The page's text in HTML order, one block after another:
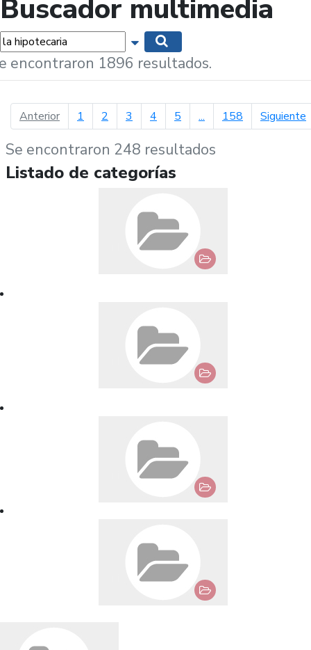
Buscador multimedia
Mostrar opciones de búsqueda
encontraron 1896 resultados.
Anteriorpágina anterior
1 2 3 4 5 ... 158 Siguiente
Se encontraron 248 resultados
Listado de categorías